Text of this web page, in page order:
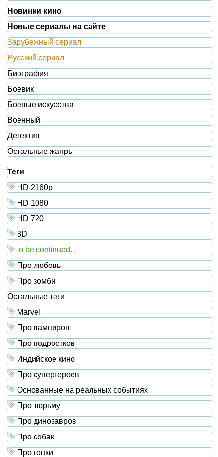
Новинки кино
Новые сериалы на сайте
Зарубежный сериал
Русский сериал
Биография
Боевик
Боевые искусства
Военный
Детектив
Остальные жанры
Теги
HD 2160р
HD 1080
HD 720
3D
to be continued...
Про любовь
Про зомби
Остальные теги
Marvel
Про вампиров
Про подростков
Индийское кино
Про супергероев
Основанные на реальных событиях
Про тюрьму
Про динозавров
Про собак
Про гонки